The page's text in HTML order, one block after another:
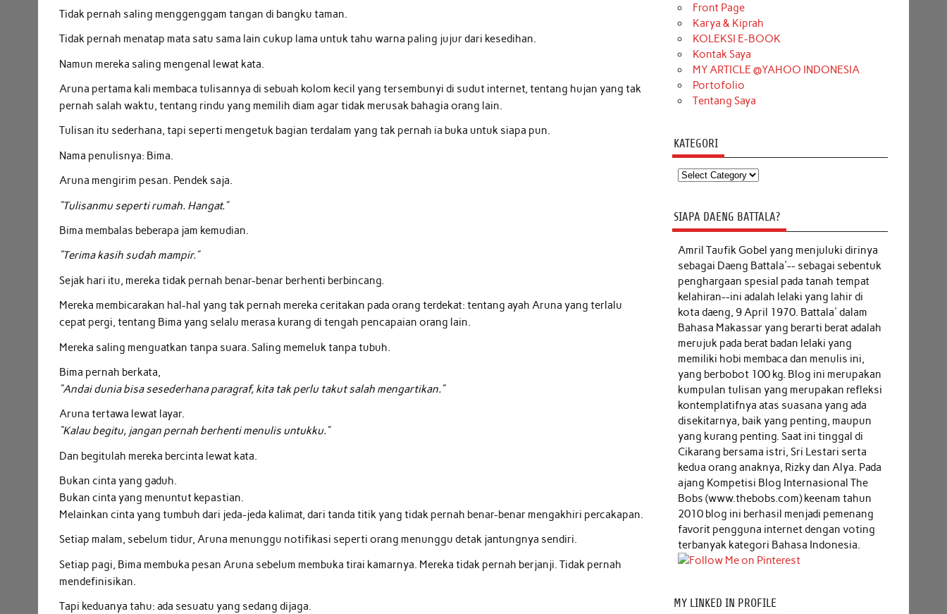
Tidak pernah saling menggenggam tangan di bangku taman.
Tidak pernah menatap mata satu sama lain cukup lama untuk tahu warna paling jujur dari kesedihan.
Namun mereka saling mengenal lewat kata.
Aruna pertama kali membaca tulisannya di sebuah kolom kecil yang tersembunyi di sudut internet, tentang hujan yang tak
pernah salah waktu, tentang rindu yang memilih diam agar tidak merusak bahagia orang lain.
Tulisan itu sederhana, tapi seperti mengetuk bagian terdalam yang tak pernah ia buka untuk siapa pun.
Nama penulisnya: Bima.
Aruna mengirim pesan. Pendek saja.
“Tulisanmu seperti rumah. Hangat.”
Bima membalas beberapa jam kemudian.
“Terima kasih sudah mampir.”
Sejak hari itu, mereka tidak pernah benar-benar berhenti berbincang.
Mereka membicarakan hal-hal yang tak pernah mereka ceritakan pada orang terdekat: tentang ayah Aruna yang terlalu
cepat pergi, tentang Bima yang selalu merasa kurang di tengah pencapaian orang lain.
Mereka saling menguatkan tanpa suara. Saling memeluk tanpa tubuh.
Bima pernah berkata,
“Andai dunia bisa sesederhana paragraf, kita tak perlu takut salah mengartikan.”
Aruna tertawa lewat layar.
“Kalau begitu, jangan pernah berhenti menulis untukku.”
Dan begitulah mereka bercinta lewat kata.
Bukan cinta yang gaduh.
Bukan cinta yang menuntut kepastian.
Melainkan cinta yang tumbuh dari jeda-jeda kalimat, dari tanda titik yang tidak pernah benar-benar mengakhiri percakapan.
Setiap malam, sebelum tidur, Aruna menunggu notifikasi seperti orang menunggu detak jantungnya sendiri.
Setiap pagi, Bima membuka pesan Aruna sebelum membuka tirai kamarnya. Mereka tidak pernah berjanji. Tidak pernah
mendefinisikan.
Tapi keduanya tahu: ada sesuatu yang sedang dijaga.
Front Page
Karya & Kiprah
KOLEKSI E-BOOK
Kontak Saya
MY ARTICLE @YAHOO INDONESIA
Portofolio
Tentang Saya
KATEGORI
Kategori
SIAPA DAENG BATTALA?
Amril Taufik Gobel yang menjuluki dirinya
sebagai Daeng Battala'-- sebagai sebentuk
penghargaan spesial pada tanah tempat
kelahiran--ini adalah lelaki yang lahir di
kota daeng, 9 April 1970. Battala' dalam
Bahasa Makassar yang berarti berat adalah
merujuk pada berat badan lelaki yang
memiliki hobi membaca dan menulis ini,
yang berbobot 100 kg. Blog ini merupakan
kumpulan tulisan yang merupakan refleksi
kontemplatifnya atas suasana yang ada
disekitarnya, baik yang penting, maupun
yang kurang penting. Saat ini tinggal di
Cikarang bersama istri, Sri Lestari serta
kedua orang anaknya, Rizky dan Alya. Pada
ajang Kompetisi Blog Internasional The
Bobs (www.thebobs.com) keenam tahun
2010 blog ini berhasil menjadi pemenang
favorit pengguna internet dengan voting
terbanyak kategori Bahasa Indonesia.
MY LINKED IN PROFILE